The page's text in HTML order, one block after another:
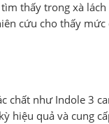
tìm thấy trong xà
cứu cho thấy
chất như Indole 3
hiệu quả và cung